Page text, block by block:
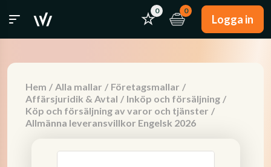
0 0
Logga in
Hem / Alla mallar / Företagsmallar /
Affärsjuridik & Avtal / Inköp och försäljning /
Köp och försäljning av varor och tjänster /
Allmänna leveransvillkor Engelsk 2026